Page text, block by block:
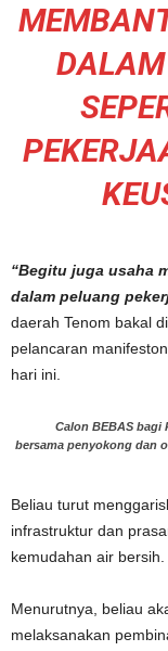
“Begitu juga usaha
dalam peluang
daerah Tenom bakal
pelancaran
hari ini.
Calon BEBAS bagi
bersama penyokong dan
Beliau turut
infrastruktur dan
kemudahan air bersih.
Menurutnya, beliau
melaksanakan